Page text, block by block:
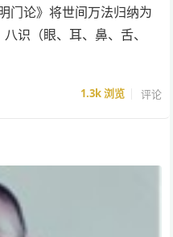
门论》将世间万法归纳为
识（眼、耳、鼻、舌、
1.3k浏览 评论